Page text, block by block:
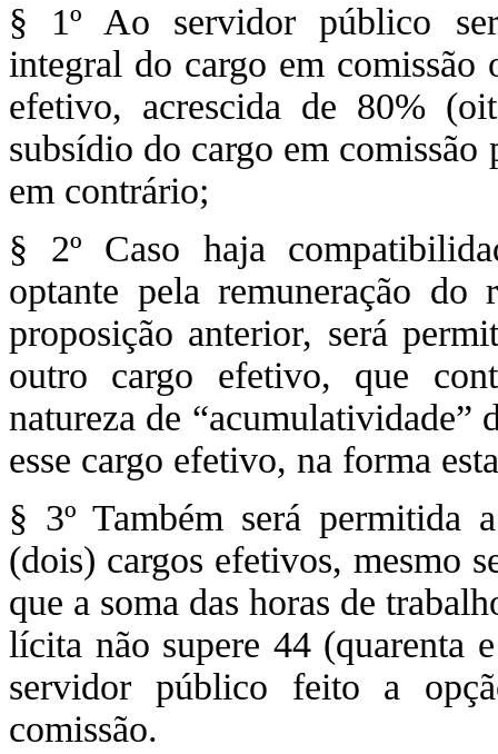
§ 1º Ao servidor público
integral do cargo em comissão
efetivo, acrescida de 80%
subsídio do cargo em
em contrário;
§ 2º Caso haja
optante pela remuneração
proposição anterior, será
outro cargo efetivo, que
natureza de “acumulatividade”
esse cargo efetivo, na forma
§ 3º Também será permitida
(dois) cargos efetivos, mesmo
que a soma das horas de
lícita não supere 44 (quarenta
servidor público feito a
comissão.